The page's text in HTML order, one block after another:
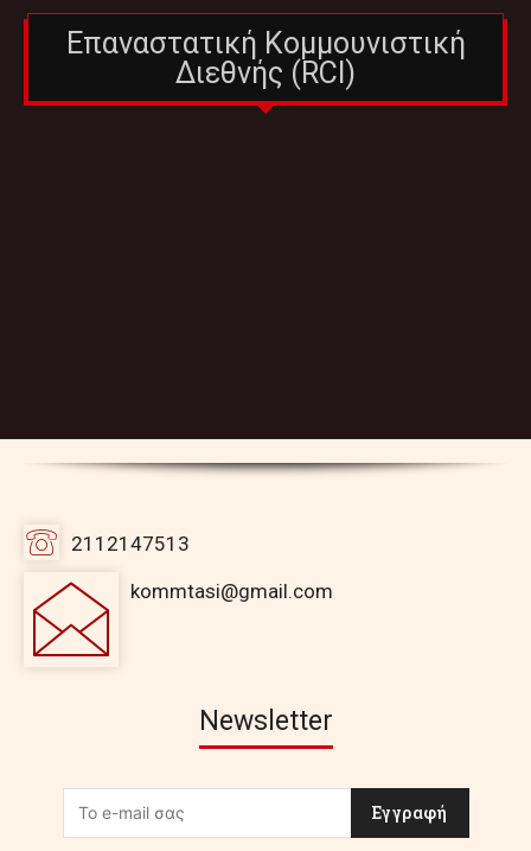
Επαναστατική Κομμουνιστική
Διεθνής (RCI)
2112147513
kommtasi@gmail.com
Newsletter
Εγγραφή